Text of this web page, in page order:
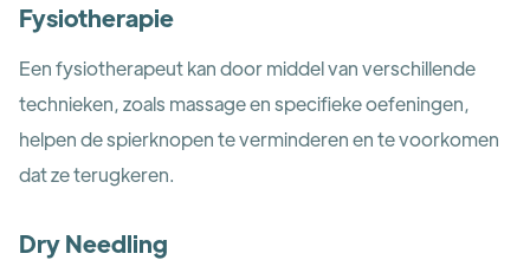
Fysiotherapie
Een fysiotherapeut kan door middel van verschillende
technieken, zoals massage en specifieke oefeningen,
helpen de spierknopen te verminderen en te voorkomen
dat ze terugkeren.
Dry Needling